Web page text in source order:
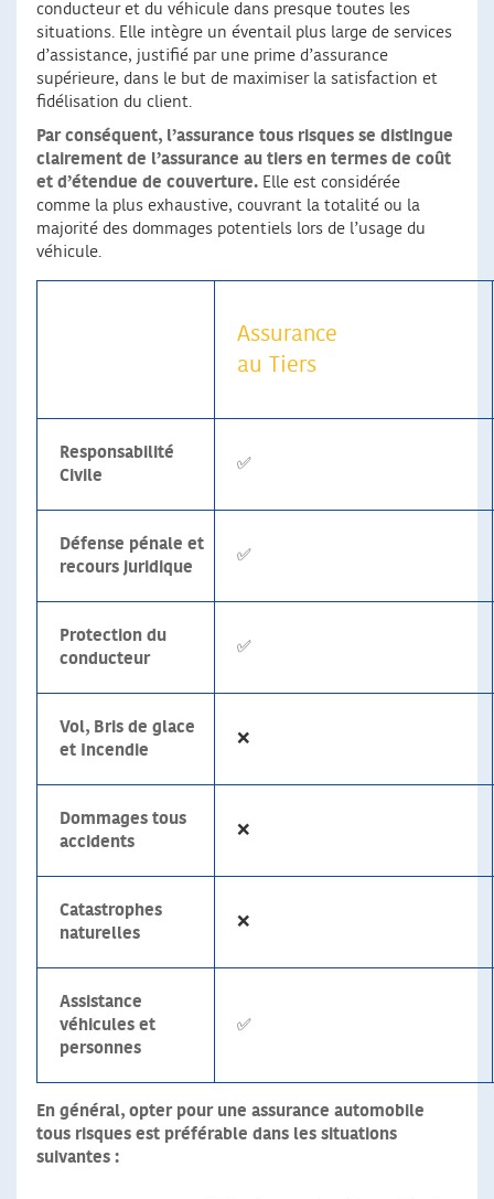
conducteur et du véhicule dans presque toutes les
situations. Elle intègre un éventail plus large de services
d’assistance, justifié par une prime d’assurance
supérieure, dans le but de maximiser la satisfaction et
fidélisation du client.
Par conséquent, l’assurance tous risques se distingue
clairement de l’assurance au tiers en termes de coût
et d’étendue de couverture. Elle est considérée
comme la plus exhaustive, couvrant la totalité ou la
majorité des dommages potentiels lors de l’usage du
véhicule.
Assurance
au Tiers
Responsabilité
Civile
✅
Défense pénale et
recours juridique
✅
Protection du
conducteur
✅
Vol, Bris de glace
et Incendie
❌
Dommages tous
accidents
❌
Catastrophes
naturelles
❌
Assistance
véhicules et
personnes
✅
En général, opter pour une assurance automobile
tous risques est préférable dans les situations
suivantes :